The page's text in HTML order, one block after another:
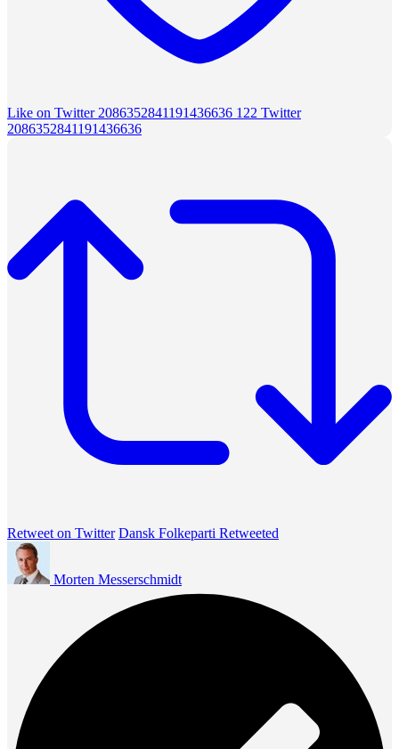
Like on Twitter 2086352841191436636 122 Twitter
2086352841191436636
Retweet on Twitter Dansk Folkeparti Retweeted
Morten Messerschmidt